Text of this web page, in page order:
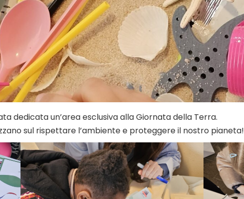
dedicata un’area esclusiva alla Giornata della Terra.
sul rispettare l’ambiente e proteggere il nostro pianeta!